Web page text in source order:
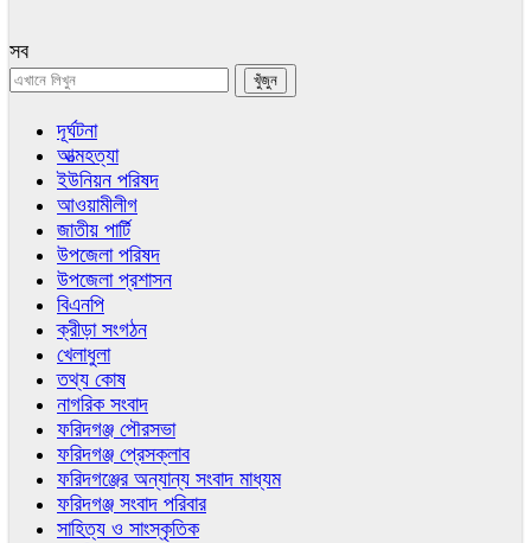
সব
দূর্ঘটনা
আত্মহত্যা
ইউনিয়ন পরিষদ
আওয়ামীলীগ
জাতীয় পার্টি
উপজেলা পরিষদ
উপজেলা প্রশাসন
বিএনপি
ক্রীড়া সংগঠন
খেলাধুলা
তথ্য কোষ
নাগরিক সংবাদ
ফরিদগঞ্জ পৌরসভা
ফরিদগঞ্জ প্রেসক্লাব
ফরিদগঞ্জের অন্যান্য সংবাদ মাধ্যম
ফরিদগঞ্জ সংবাদ পরিবার
সাহিত্য ও সাংস্কৃতিক